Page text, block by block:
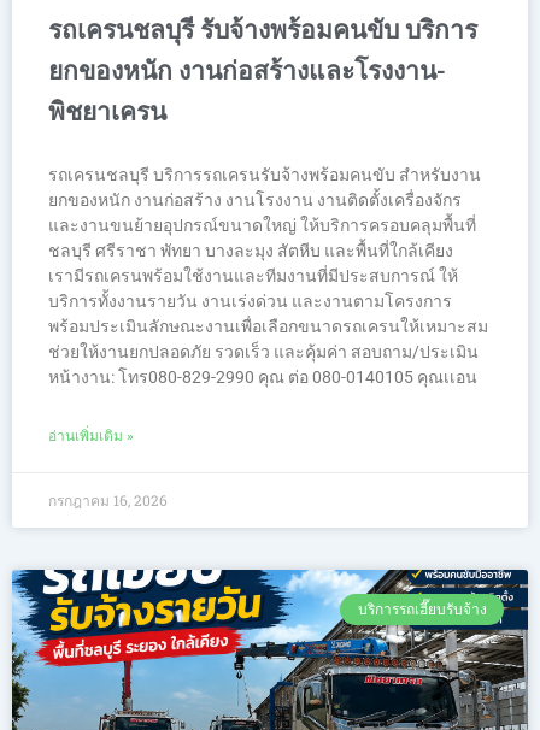
รถเครนชลบุรี รับจ้างพร้อมคนขับ บริการ
ยกของหนัก งานก่อสร้างและโรงงาน-
พิชยาเครน
รถเครนชลบุรี บริการรถเครนรับจ้างพร้อมคนขับ สำหรับงาน
ยกของหนัก งานก่อสร้าง งานโรงงาน งานติดตั้งเครื่องจักร
และงานขนย้ายอุปกรณ์ขนาดใหญ่ ให้บริการครอบคลุมพื้นที่
ชลบุรี ศรีราชา พัทยา บางละมุง สัตหีบ และพื้นที่ใกล้เคียง
เรามีรถเครนพร้อมใช้งานและทีมงานที่มีประสบการณ์ ให้
บริการทั้งงานรายวัน งานเร่งด่วน และงานตามโครงการ
พร้อมประเมินลักษณะงานเพื่อเลือกขนาดรถเครนให้เหมาะสม
ช่วยให้งานยกปลอดภัย รวดเร็ว และคุ้มค่า สอบถาม/ประเมิน
หน้างาน: โทร080-829-2990 คุณ ต่อ 080-0140105 คุณเเอน
อ่านเพิ่มเติม »
กรกฎาคม 16, 2026
บริการรถเฮี๊ยบรับจ้าง